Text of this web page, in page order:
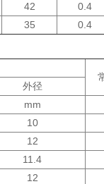
42
0.4
35 0.4
外径
mm
10
12
11.4
12